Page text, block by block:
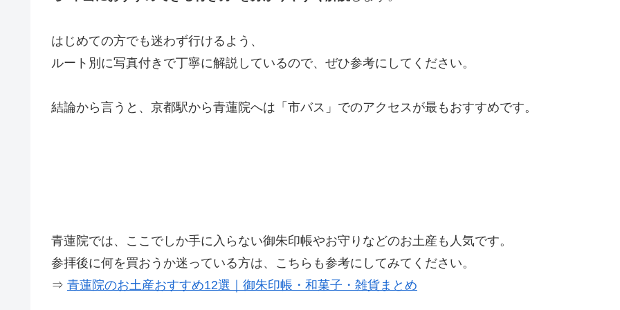
はじめての方でも迷わず行けるよう、
ルート別に写真付きで丁寧に解説しているので、ぜひ参考にしてください。
結論から言うと、京都駅から青蓮院へは「市バス」でのアクセスが最もおすすめです。
青蓮院では、ここでしか手に入らない御朱印帳やお守りなどのお土産も人気です。
参拝後に何を買おうか迷っている方は、こちらも参考にしてみてください。
⇒ 青蓮院のお土産おすすめ12選｜御朱印帳・和菓子・雑貨まとめ